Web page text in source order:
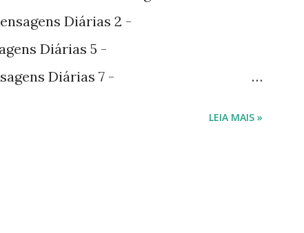
Diárias 2 -
Diárias 5 -
Diárias 7 -
Mensagens Diárias 4 -
LEIA MAIS »